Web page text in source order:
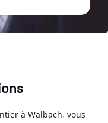
à Walbach, vous